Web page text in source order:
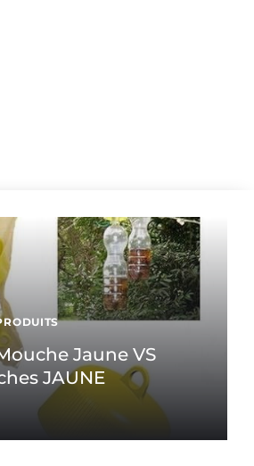
Jaune VS
JAUNE